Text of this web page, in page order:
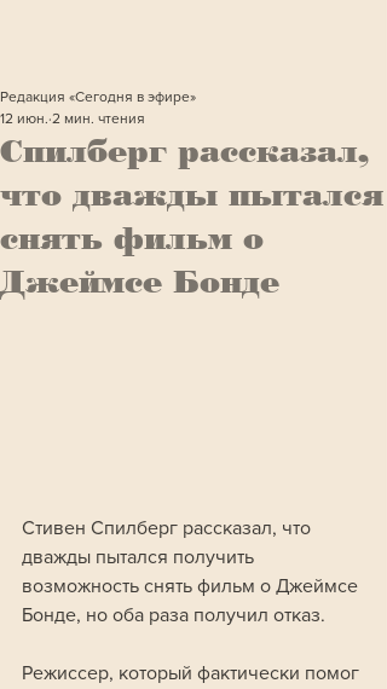
Cпилберг рассказал,
что дважды пытался
снять фильм о
Джеймсе Бонде
Редакция «Сегодня в эфире»
12 июн. 2 мин. чтения
Стивен Спилберг рассказал, что
дважды пытался получить
возможность снять фильм о Джеймсе
Бонде, но оба раза получил отказ.
Режиссер, который фактически помог